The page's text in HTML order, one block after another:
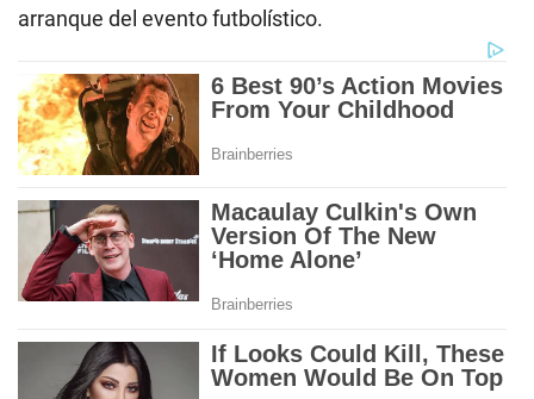
arranque del evento futbolístico.